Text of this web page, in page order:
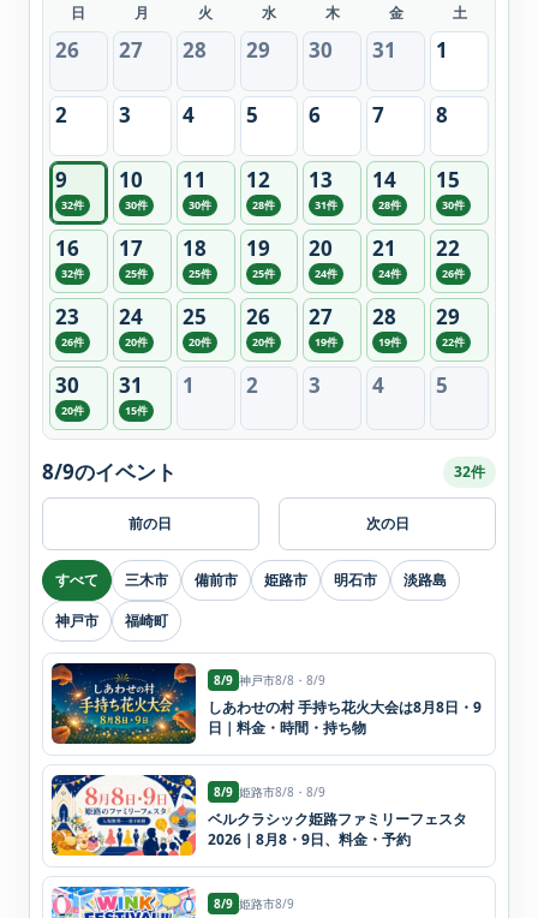
日 月 火 水 木 金 土
26 27 28 29 30 31 1
2 3 4 5 6 7 8
9
32件
10
30件
11
30件
12
28件
13
31件
14
28件
15
30件
16
32件
17
25件
18
25件
19
25件
20
24件
21
24件
22
26件
23
26件
24
20件
25
20件
26
20件
27
19件
28
19件
29
22件
30
20件
31
15件
1 2 3 4 5
前の日
8/9のイベント 32件
次の日
すべて 三木市 備前市 姫路市 明石市
淡路島
神戸市
福崎町
8/9 神戸市8/8・8/9
しあわせの村 手持ち花火大会は8月8日・9
日｜料金・時間・持ち物
8/9 姫路市8/8・8/9
ベルクラシック姫路ファミリーフェスタ
2026｜8月8・9日、料金・予約
8/9 姫路市8/9